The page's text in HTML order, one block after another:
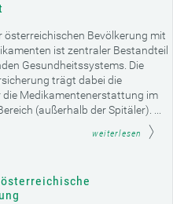
österreichischen Bevölkerung mit
ist zentraler Bestandteil
Gesundheitssystems. Die
trägt dabei die
Medikamentenerstattung im
(außerhalb der Spitäler). ...
weiterlesen